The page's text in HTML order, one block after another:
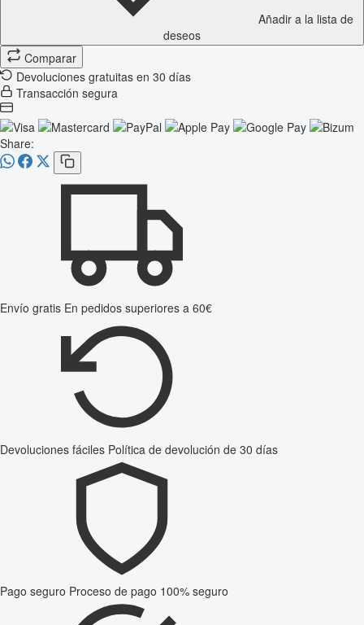
Añadir a la lista de
deseos
Comparar
Devoluciones gratuitas en 30 días
Transacción segura
Share:
Envío gratis En pedidos superiores a 60€
Devoluciones fáciles Política de devolución de 30 días
Pago seguro Proceso de pago 100% seguro